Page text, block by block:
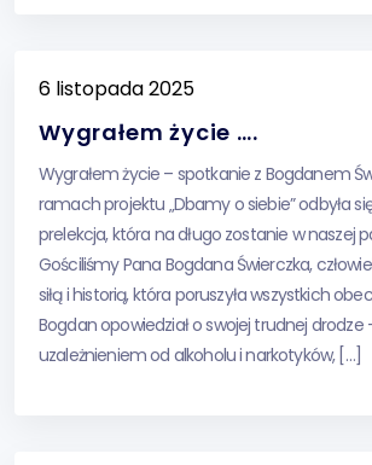
6 listopada 2025
Wygrałem życie ….
Wygrałem życie – spotkanie z Bogdanem
ramach projektu „Dbamy o siebie” odbyła
prelekcja, która na długo zostanie w naszej
Gościliśmy Pana Bogdana Świerczka,
siłą i historią, która poruszyła wszystkich
Bogdan opowiedział o swojej trudnej drodze
uzależnieniem od alkoholu i narkotyków, […]